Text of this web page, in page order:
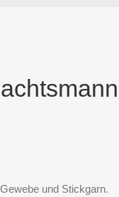
und Stickgarn.